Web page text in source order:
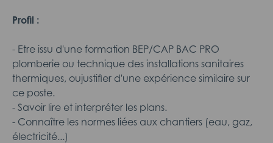
Profil :
- Etre issu d'une formation BEP/CAP BAC PRO
plomberie ou technique des installations sanitaires
thermiques, oujustifier d'une expérience similaire sur
ce poste.
- Savoir lire et interpréter les plans.
- Connaître les normes liées aux chantiers (eau, gaz,
électricité...)